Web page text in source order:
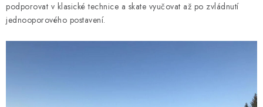
podporovat v klasické technice a skate vyučovat až po zvládnutí
jednooporového postavení.